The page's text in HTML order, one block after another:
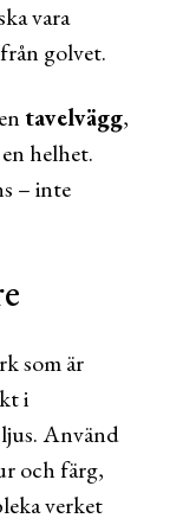
vara
golvet.
tavelvägg,
helhet.
– inte
som är
i
Använd
och färg,
verket